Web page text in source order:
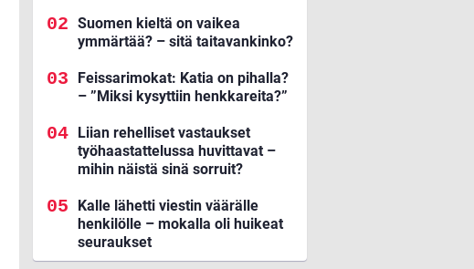
Suomen kieltä on vaikea
ymmärtää? – sitä taitavankinko?
Feissarimokat: Katia on pihalla?
– ”Miksi kysyttiin henkkareita?”
Liian rehelliset vastaukset
työhaastattelussa huvittavat –
mihin näistä sinä sorruit?
Kalle lähetti viestin väärälle
henkilölle – mokalla oli huikeat
seuraukset